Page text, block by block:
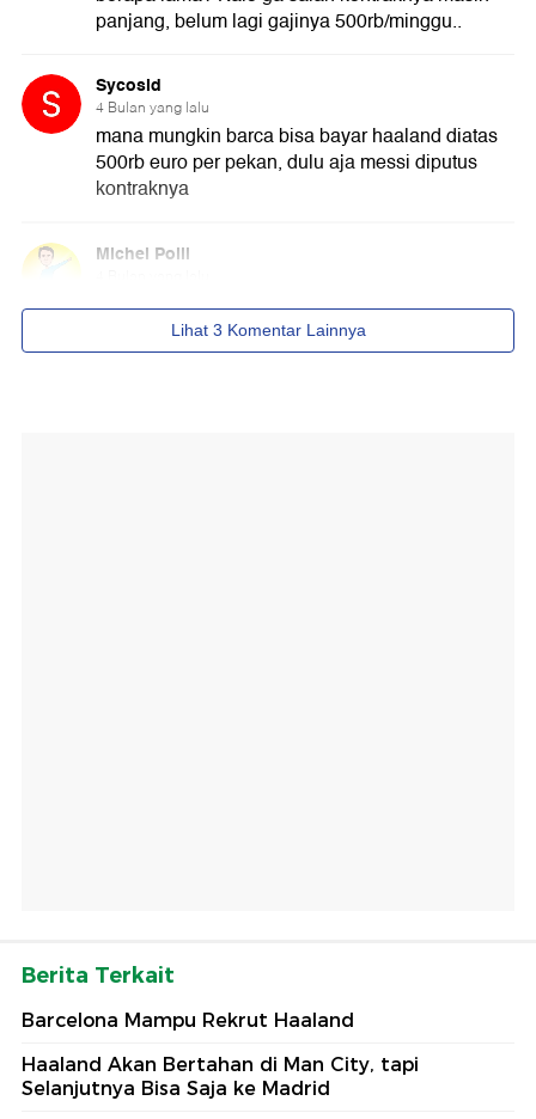
Berita Terkait
Barcelona Mampu Rekrut Haaland
Haaland Akan Bertahan di Man City, tapi
Selanjutnya Bisa Saja ke Madrid